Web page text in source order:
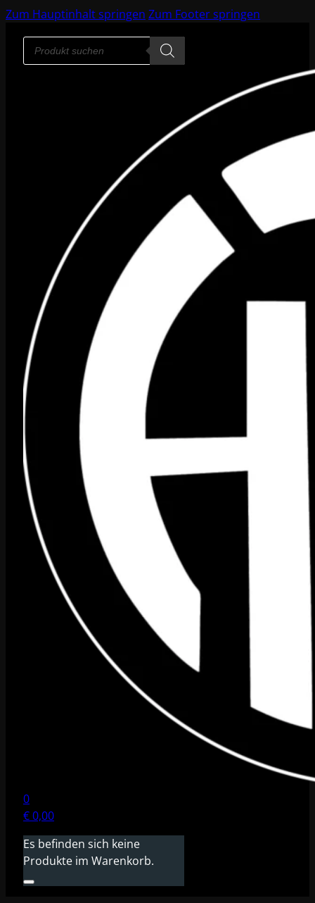
Zum Hauptinhalt springen Zum Footer springen
Products
search
0
€0,00
Es befinden sich keine
Produkte im Warenkorb.